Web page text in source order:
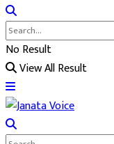
No Result
View All Result